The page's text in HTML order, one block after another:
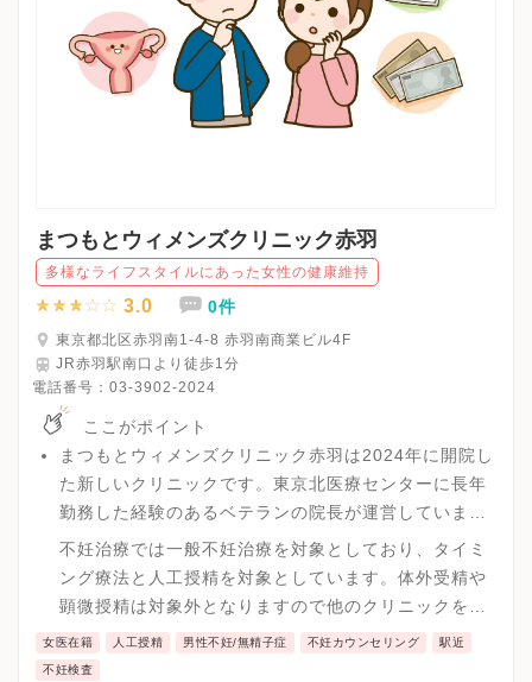
まつもとウィメンズクリニック赤羽
多様なライフスタイルにあった女性の健康維持
3.0 0件
東京都北区赤羽南1-4-8 赤羽南商業ビル4F
JR赤羽駅南口より徒歩1分
電話番号： 03-3902-2024
ここがポイント
まつもとウィメンズクリニック赤羽は2024年に開院し
た新しいクリニックです。東京北医療センターに長年
勤務した経験のあるベテランの院長が運営していま
す。
不妊治療では一般不妊治療を対象としており、タイミ
ング療法と人工授精を対象としています。体外受精や
顕微授精は対象外となりますので他のクリニックをご
紹介させていただきます。
女医在籍 人工授精 男性不妊/無精子症 不妊カウンセリング 駅近
不妊検査